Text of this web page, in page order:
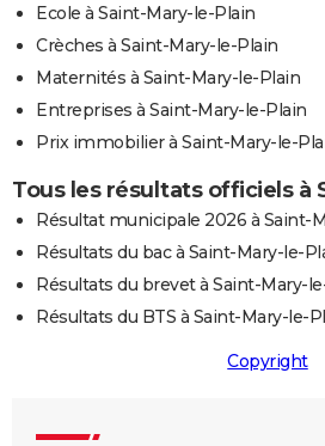
Ecole à Saint-Mary-le-Plain
Crèches à Saint-Mary-le-Plain
Maternités à Saint-Mary-le-Plain
Entreprises à Saint-Mary-le-Plain
Prix immobilier à Saint-Mary-le-
Tous les résultats officiels à
Résultat municipale 2026 à Saint-
Résultats du bac à Saint-Mary-le-
Résultats du brevet à Saint-Mary-
Résultats du BTS à Saint-Mary-le-
Copyright